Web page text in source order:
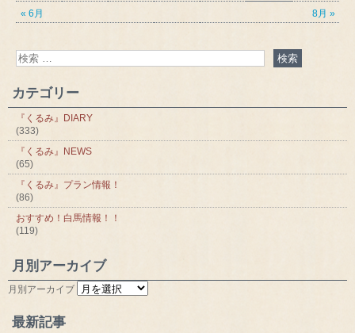
« 6月 8月 »
カテゴリー
『くるみ』DIARY
(333)
『くるみ』NEWS
(65)
『くるみ』プラン情報！
(86)
おすすめ！白馬情報！！
(119)
月別アーカイブ
月別アーカイブ
最新記事